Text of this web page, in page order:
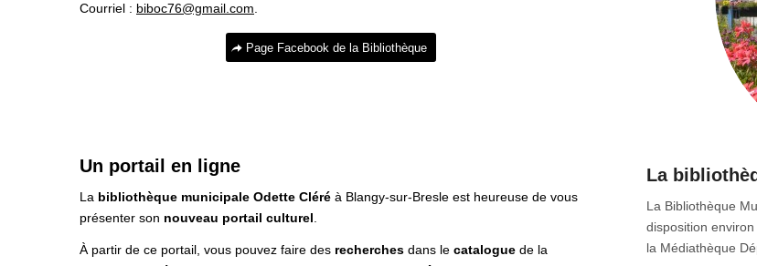
Courriel : biboc76@gmail.com
Page Facebook de la Bibliothèque
Un portail en ligne
La bibliothèque municipale Odette Cléré à Blangy-sur-Bresle est heureuse de vous
présenter son nouveau portail culturel
À partir de ce portail, vous pouvez faire des recherches dans le catalogue de la
La
La Bibliothèque
disposition
la Médiathèque